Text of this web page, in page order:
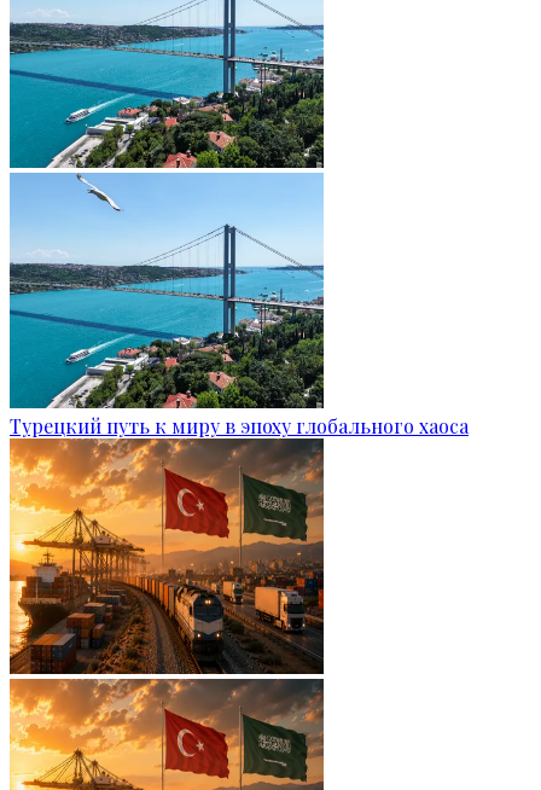
Турецкий путь к миру в эпоху глобального хаоса